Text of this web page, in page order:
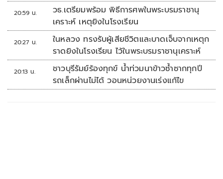
20:59 น.
วธ.เตรียมพร้อม พิธีการศพในพระบรมราชานุ
เคราะห์ เหตุยิงในโรงเรียน
20:27 น.
ในหลวง ทรงรับผู้เสียชีวิตและบาดเจ็บจากเหตุก
ราดยิงในโรงเรียน ไว้ในพระบรมราชานุเคราะห์
20:13 น.
ชาวบุรีรัมย์ร้องทุกข์ น้ำท่วมนาข้าวซ้ำซากทุกปี
รถเล็กผ่านไม่ได้ วอนหน่วยงานเร่งแก้ไข